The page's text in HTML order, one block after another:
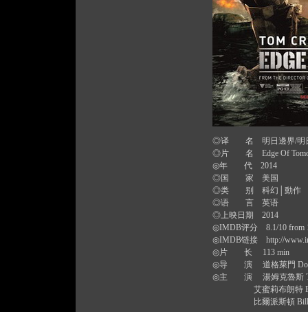
◎译 名 明日邊界/明
◎片 名 Edge Of
◎年 代 2014
◎国 家 美国
◎类 别 科幻│動作
◎语 言 英语
◎上映日期 2014
◎IMDB评分 8.1/10 from
◎IMDB链接 http://
◎片 长 113 min
◎导 演 道格萊門
◎主 演 湯姆克魯斯
艾蜜莉布朗特
比爾派斯頓 Bill